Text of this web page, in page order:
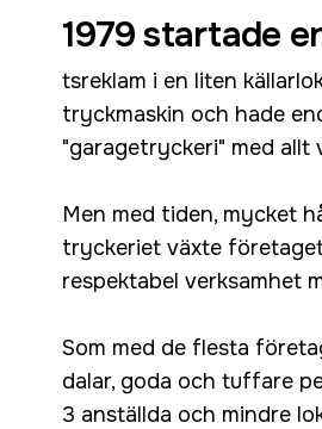
1979 startade
tsreklam i en liten
tryckmaskin och hade
"garagetryckeri" med allt
Men med tiden, mycket
tryckeriet växte
respektabel verksamhet
Som med de flesta
dalar, goda och tuffare
3 anställda och mindre